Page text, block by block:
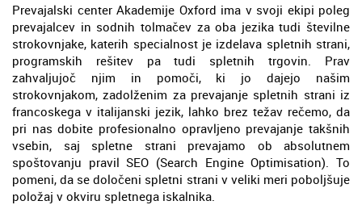
Prevajalski center Akademije Oxford ima v svoji ekipi poleg
prevajalcev in sodnih tolmačev za oba jezika tudi številne
strokovnjake, katerih specialnost je izdelava spletnih strani,
programskih rešitev pa tudi spletnih trgovin. Prav
zahvaljujoč njim in pomoči, ki jo dajejo našim
strokovnjakom, zadolženim za prevajanje spletnih strani iz
francoskega v italijanski jezik, lahko brez težav rečemo, da
pri nas dobite profesionalno opravljeno prevajanje takšnih
vsebin, saj spletne strani prevajamo ob absolutnem
spoštovanju pravil SEO (Search Engine Optimisation). To
pomeni, da se določeni spletni strani v veliki meri poboljšuje
položaj v okviru spletnega iskalnika.